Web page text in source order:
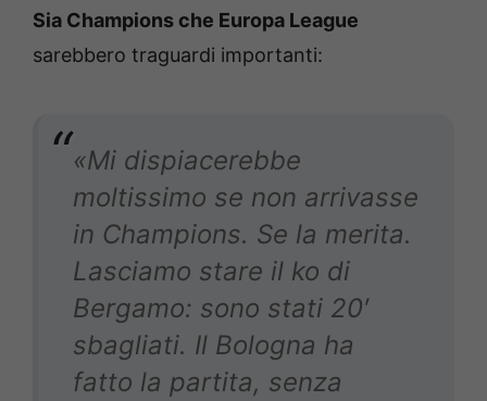
Sia Champions che Europa League
sarebbero traguardi importanti:
«Mi dispiacerebbe
moltissimo se non arrivasse
in Champions. Se la merita.
Lasciamo stare il ko di
Bergamo: sono stati 20′
sbagliati. Il Bologna ha
fatto la partita, senza